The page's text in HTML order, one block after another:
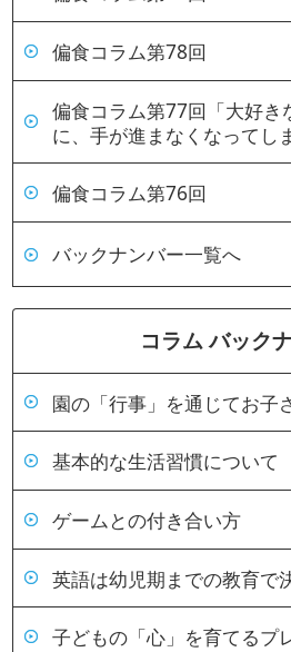
偏食コラム第78回
偏食コラム第77回「大好き
に、手が進まなくなってし
偏食コラム第76回
バックナンバー一覧へ
コラム バック
園の「行事」を通じてお子
基本的な生活習慣について
ゲームとの付き合い方
英語は幼児期までの教育で
子どもの「心」を育てるプ